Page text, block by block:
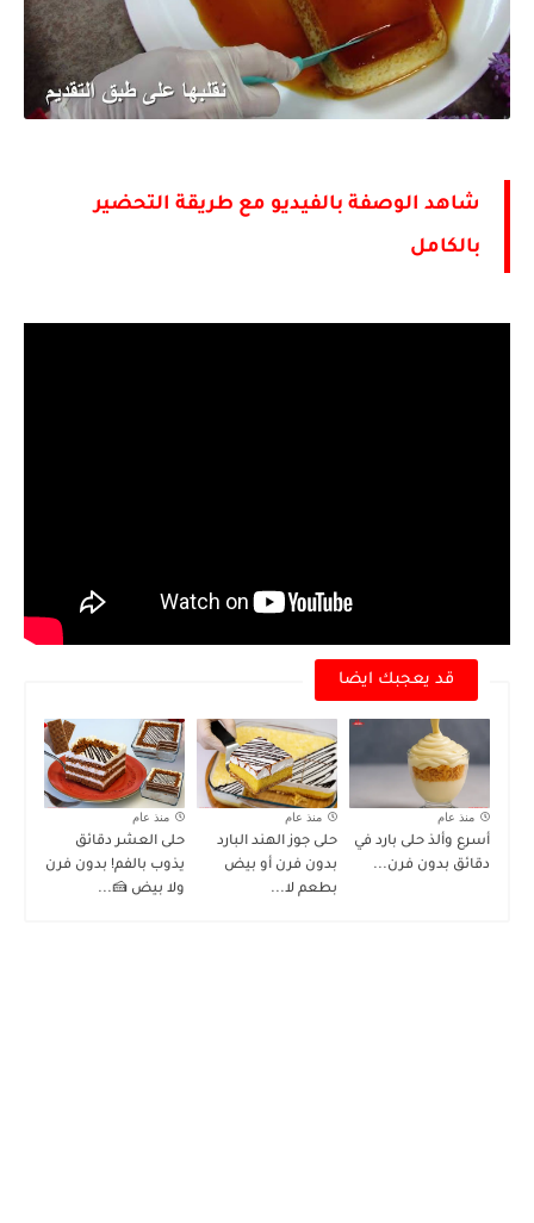
شاهد الوصفة بالفيديو مع طريقة التحضير
بالكامل
قد يعجبك ايضا
منذ عام
أسرع وألذ حلى بارد في
دقائق بدون فرن...
منذ عام
حلى جوز الهند البارد
بدون فرن أو بيض
بطعم لا...
منذ عام
حلى العشر دقائق
يذوب بالفم! بدون فرن
ولا بيض 🍰...